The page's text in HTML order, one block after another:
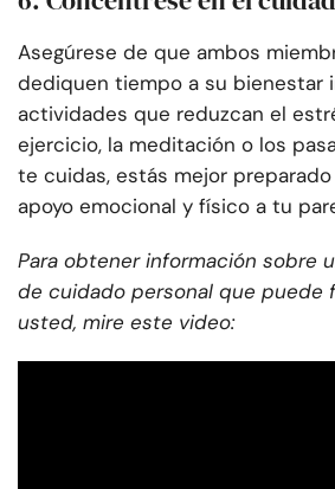
Asegúrese de que ambos
dediquen tiempo a su bienestar
actividades que reduzcan el
ejercicio, la meditación o los
te cuidas, estás mejor
apoyo emocional y físico a tu
Para obtener información sobre
de cuidado personal que puede
usted, mire este video: